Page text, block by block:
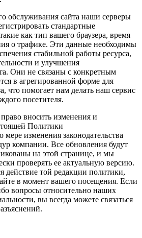
обслуживания сайта наши серверы
стандартные
как тип вашего браузера, время
о трафике. Эти данные необходимы
стабильной работы ресурса,
и улучшения
Они не связаны с конкретным
в агрегированной форме для
что помогает нам делать наш сервис
посетителя.
вносить изменения и
Политики
изменения законодательства
компании. Все обновления будут
на этой странице, и мы
проверять ее актуальную версию.
действие той редакции политики,
в момент вашего посещения. Если
вопросы относительно наших
вы всегда можете связаться